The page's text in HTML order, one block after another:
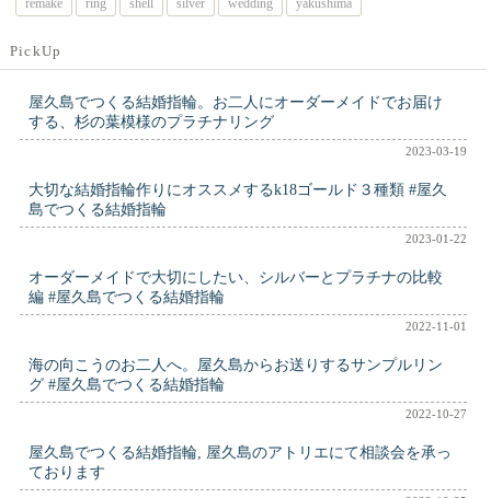
PickUp
屋久島でつくる結婚指輪。お二人にオーダーメイドでお届け
する、杉の葉模様のプラチナリング
2023-03-19
大切な結婚指輪作りにオススメするk18ゴールド３種類 #屋久
島でつくる結婚指輪
2023-01-22
オーダーメイドで大切にしたい、シルバーとプラチナの比較
編 #屋久島でつくる結婚指輪
2022-11-01
海の向こうのお二人へ。屋久島からお送りするサンプルリン
グ #屋久島でつくる結婚指輪
2022-10-27
屋久島でつくる結婚指輪, 屋久島のアトリエにて相談会を承っ
ております